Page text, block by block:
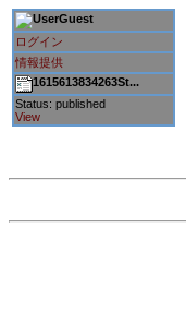
Guest
ログイン
情報提供
1615613834263St...
Status: published
View